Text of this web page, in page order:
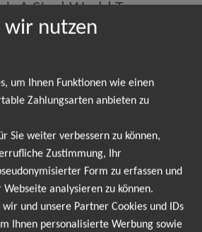
A Star! World Tour
NEWSLETTER
von 5 Seconds Of Summer
informieren dich jedoch gerne
Termine gibt. Einfach hier
Of Summer Newsletter
Angebote und Tourdaten
wir nutzen
um Ihnen Funktionen wie einen
Zahlungsarten anbieten zu
Sie weiter verbessern zu können,
Zustimmung, Ihr
Form zu erfassen und
analysieren zu können.
und unsere Partner Cookies und IDs
Ihnen personalisierte Werbung sowie